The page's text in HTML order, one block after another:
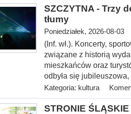
SZCZYTNA - Trzy
tłumy
Poniedziałek, 2026-08-03
(Inf. wł.). Koncerty,
związane z historią
mieszkańców oraz
odbyła się
Kategoria: kultura
STRONIE